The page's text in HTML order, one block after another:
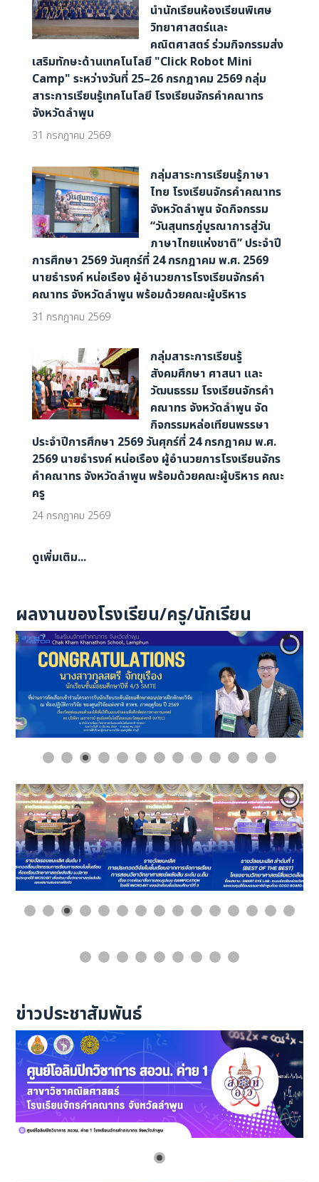
นำนักเรียนห้องเรียนพิเศษ
วิทยาศาสตร์และ
คณิตศาสตร์ ร่วมกิจกรรมส่ง
เสริมทักษะด้านเทคโนโลยี "Click Robot Mini
Camp" ระหว่างวันที่ 25–26 กรกฎาคม 2569 กลุ่ม
สาระการเรียนรู้เทคโนโลยี โรงเรียนจักรคำคณาทร
จังหวัดลำพูน
31 กรกฎาคม 2569
กลุ่มสาระการเรียนรู้ภาษา
ไทย โรงเรียนจักรคำคณาทร
จังหวัดลำพูน จัดกิจกรรม
“วันสุนทรภู่บูรณาการสู่วัน
ภาษาไทยแห่งชาติ” ประจำปี
การศึกษา 2569 วันศุกร์ที่ 24 กรกฎาคม พ.ศ. 2569
นายธำรงค์ หน่อเรือง ผู้อำนวยการโรงเรียนจักรคำ
คณาทร จังหวัดลำพูน พร้อมด้วยคณะผู้บริหาร
31 กรกฎาคม 2569
กลุ่มสาระการเรียนรู้
สังคมศึกษา ศาสนา และ
วัฒนธรรม โรงเรียนจักรคำ
คณาทร จังหวัดลำพูน จัด
กิจกรรมหล่อเทียนพรรษา
ประจำปีการศึกษา 2569 วันศุกร์ที่ 24 กรกฎาคม พ.ศ.
2569 นายธำรงค์ หน่อเรือง ผู้อำนวยการโรงเรียนจักร
คำคณาทร จังหวัดลำพูน พร้อมด้วยคณะผู้บริหาร คณะ
ครู
24 กรกฎาคม 2569
ดูเพิ่มเติม...
ผลงานของโรงเรียน/ครู/นักเรียน
ข่าวประชาสัมพันธ์